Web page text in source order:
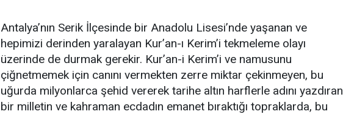
Antalya’nın Serik İlçesinde bir Anadolu Lisesi’nde yaşanan ve
hepimizi derinden yaralayan Kur’an-ı Kerim’i tekmeleme olayı
üzerinde de durmak gerekir. Kur’an-i Kerim’i ve namusunu
çiğnetmemek için canını vermekten zerre miktar çekinmeyen, bu
uğurda milyonlarca şehid vererek tarihe altın harflerle adını yazdıran
bir milletin ve kahraman ecdadın emanet bıraktığı topraklarda, bu